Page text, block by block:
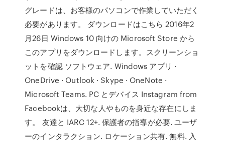
グレードは、お客様のパソコンで作業していただく
必要があります。 ダウンロードはこちら 2016年2
月26日 Windows 10 向けの Microsoft Store から
このアプリをダウンロードします。スクリーンショ
ットを確認 ソフトウェア. Windows アプリ ·
OneDrive · Outlook · Skype · OneNote ·
Microsoft Teams. PC とデバイス Instagram from
Facebookは、大切な人やものを身近な存在にしま
す。 友達と IARC 12+. 保護者の指導が必要. ユーザ
ーのインタラクション. ロケーション共有. 無料. 入